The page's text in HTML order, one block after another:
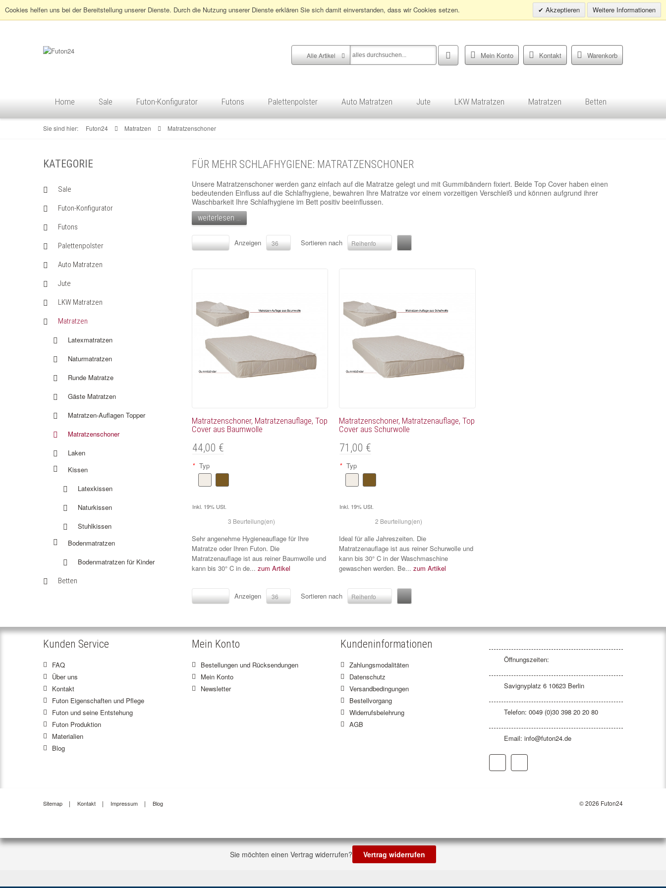
Cookies helfen uns bei der Bereitstellung unserer Dienste. Durch die Nutzung unserer Dienste erklären Sie sich damit einverstanden, dass wir Cookies setzen. Akzeptieren Weitere Informationen
Infohotline:0049 (0)30 398202080
Mein Konto Kontakt Warenkorb
Alle Artikel
Home Sale Futon-Konfigurator Futons Palettenpolster Auto Matratzen Jute LKW Matratzen Matratzen Betten
Sie sind hier: Futon24 Matratzen Matratzenschoner
KATEGORIE
Sale
Futon-Konfigurator
Futons
Palettenpolster
Auto Matratzen
Jute
LKW Matratzen
Matratzen
Latexmatratzen
Naturmatratzen
Runde Matratze
Gäste Matratzen
Matratzen-Auflagen Topper
Matratzenschoner
Laken
Kissen
Latexkissen
Naturkissen
Stuhlkissen
Bodenmatratzen
Bodenmatratzen für Kinder
Betten
FÜR MEHR SCHLAFHYGIENE: MATRATZENSCHONER
Unsere Matratzenschoner werden ganz einfach auf die Matratze gelegt und mit Gummibändern fixiert. Beide Top Cover haben einen
bedeutenden Einfluss auf die Schlafhygiene, bewahren Ihre Matratze vor einem vorzeitigen Verschleiß und können aufgrund ihrer
Waschbarkeit Ihre Schlafhygiene im Bett positiv beeinflussen.
weiterlesen ...
Anzeigen 36 Sortieren nach Reihenfolge
Matratzenschoner, Matratzenauflage, Top
Cover aus Baumwolle
44,00 €
* Typ
Inkl. 19% USt.
3 Beurteilung(en)
Sehr angenehme Hygieneauflage für Ihre
Matratze oder Ihren Futon. Die
Matratzenauflage ist aus reiner Baumwolle und
kann bis 30° C in de... zum Artikel
Matratzenschoner, Matratzenauflage, Top
Cover aus Schurwolle
71,00 €
* Typ
Inkl. 19% USt.
2 Beurteilung(en)
Ideal für alle Jahreszeiten. Die
Matratzenauflage ist aus reiner Schurwolle und
kann bis 30° C in der Waschmaschine
gewaschen werden. Be...zum Artikel
Anzeigen 36 Sortieren nach Reihenfolge
Kunden Service
FAQ
Über uns
Kontakt
Futon Eigenschaften und Pflege
Futon und seine Entstehung
Futon Produktion
Materialien
Blog
Mein Konto
Bestellungen und Rücksendungen
Mein Konto
Newsletter
Kundeninformationen
Zahlungsmodalitäten
Datenschutz
Versandbedingungen
Bestellvorgang
Widerrufsbelehrung
AGB
Öffnungszeiten:
Savignyplatz 6 10623 Berlin
Telefon: 0049 (0)30 398 20 20 80
Email: info@futon24.de
Sitemap Kontakt Impressum Blog © 2026 Futon24
Sie möchten einen Vertrag widerrufen? Vertrag widerrufen